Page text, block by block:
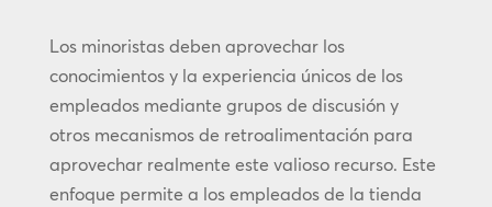
Los minoristas deben aprovechar los
conocimientos y la experiencia únicos de los
empleados mediante grupos de discusión y
otros mecanismos de retroalimentación para
aprovechar realmente este valioso recurso. Este
enfoque permite a los empleados de la tienda